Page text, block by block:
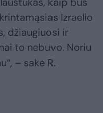
Izraelio
džiaugiuosi ir
to nebuvo. Noriu
– sakė R.